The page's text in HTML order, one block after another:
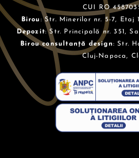
CUI RO
Birou : Str. Minerilor nr. 5-7, Etaj
Depozit: Str. Principală nr. 351,
Birou consultanță design: Str.
Cluj-Napoca,